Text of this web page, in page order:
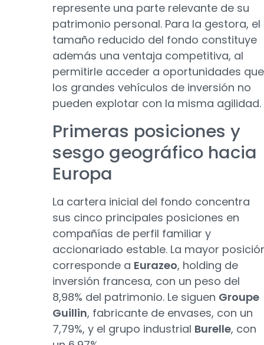
represente una parte relevante de su
patrimonio personal. Para la gestora, el
tamaño reducido del fondo constituye
además una ventaja competitiva, al
permitirle acceder a oportunidades que
los grandes vehículos de inversión no
pueden explotar con la misma agilidad.
Primeras posiciones y
sesgo geográfico hacia
Europa
La cartera inicial del fondo concentra
sus cinco principales posiciones en
compañías de perfil familiar y
accionariado estable. La mayor
corresponde a Eurazeo, holding de
inversión francesa, con un peso del
8,98% del patrimonio. Le siguen Groupe
Guillin, fabricante de envases, con un
7,79%, y el grupo industrial Burelle, con